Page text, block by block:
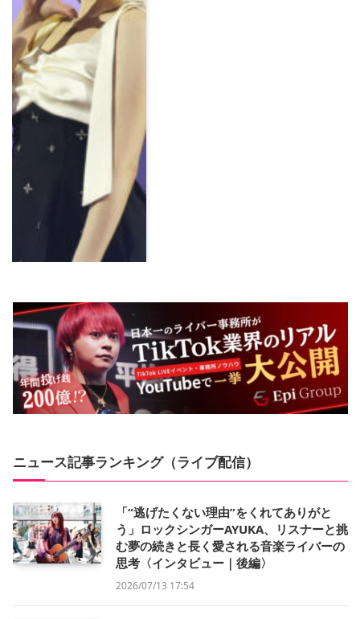
ニュース記事ランキング（ライブ配信）
「“逃げたくない理由”をくれてありがと
う」ロックシンガーAYUKA、リスナーと挑
む夢の続きと長く愛される音楽ライバーの
思考〈インタビュー｜後編〉
2026/07/13 17:54